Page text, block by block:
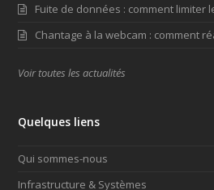
Fuite de données : comment limiter
Chantage à la webcam : comment
Voir toutes les actualités
Quelques liens
Qui sommes-nous
Infrastructure & Systèmes